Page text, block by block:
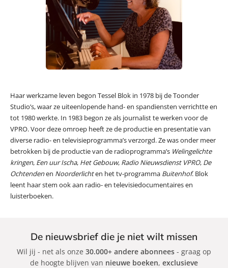
Haar werkzame leven begon Tessel Blok in 1978 bij de Toonder
Studio’s, waar ze uiteenlopende hand- en spandiensten verrichtte en
tot 1980 werkte. In 1983 begon ze als journalist te werken voor de
VPRO. Voor deze omroep heeft ze de productie en presentatie van
diverse radio- en televisieprogramma’s verzorgd. Ze was onder meer
betrokken bij de productie van de radioprogramma’s Welingelichte
kringen, Een uur Ischa, Het Gebouw, Radio Nieuwsdienst VPRO, De
Ochtendenen Noorderlichten het tv-programma Buitenhof. Blok
leent haar stem ook aan radio- en televisiedocumentaires en
luisterboeken.
De nieuwsbrief die je niet wilt missen
Wil jij - net als onze 30.000+ andere abonnees- graag op
de hoogte blijven van nieuwe boeken, exclusieve